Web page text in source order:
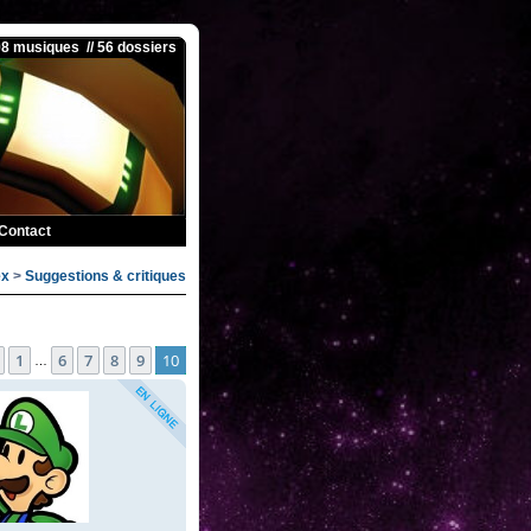
musiques // 56 dossiers
> Suggestions & critiques
10 sur 10
Précédente
1 6 7 8 9 10